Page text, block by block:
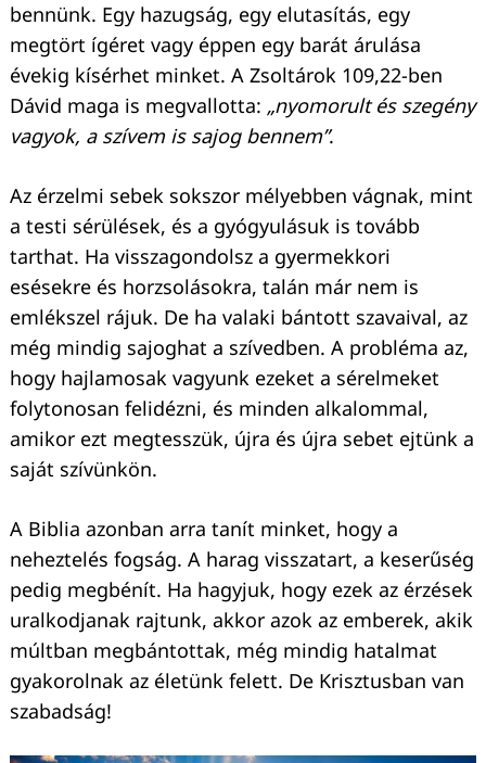
bennünk. Egy hazugság, egy elutasítás, egy
megtört ígéret vagy éppen egy barát árulása
évekig kísérhet minket. A Zsoltárok 109,22-ben
Dávid maga is megvallotta: „nyomorult és szegény
vagyok, a szívem is sajog bennem”.
Az érzelmi sebek sokszor mélyebben vágnak, mint
a testi sérülések, és a gyógyulásuk is tovább
tarthat. Ha visszagondolsz a gyermekkori
esésekre és horzsolásokra, talán már nem is
emlékszel rájuk. De ha valaki bántott szavaival, az
még mindig sajoghat a szívedben. A probléma az,
hogy hajlamosak vagyunk ezeket a sérelmeket
folytonosan felidézni, és minden alkalommal,
amikor ezt megtesszük, újra és újra sebet ejtünk a
saját szívünkön.
A Biblia azonban arra tanít minket, hogy a
neheztelés fogság. A harag visszatart, a keserűség
pedig megbénít. Ha hagyjuk, hogy ezek az érzések
uralkodjanak rajtunk, akkor azok az emberek, akik
múltban megbántottak, még mindig hatalmat
gyakorolnak az életünk felett. De Krisztusban van
szabadság!